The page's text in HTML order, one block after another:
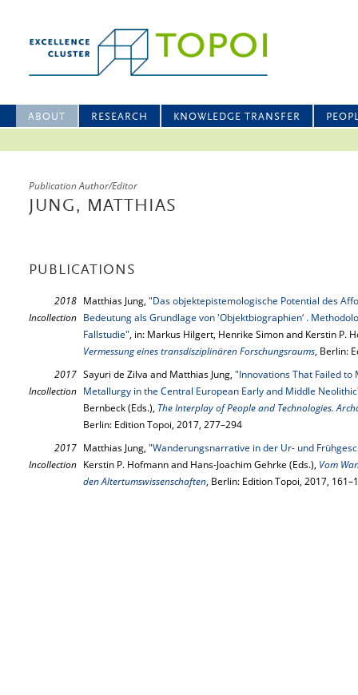
ABOUT RESEARCH KNOWLEDGE TRANSFER
Publication Author/Editor
JUNG, MATTHIAS
PUBLICATIONS
2018
Incollection
Matthias Jung, "Das objektepistemologische Potential des
Bedeutung als Grundlage von 'Objektbiographien‘ .
Fallstudie", in: Markus Hilgert, Henrike Simon and Kerstin P.
Vermessung eines transdisziplinären Forschungsraums, Berlin:
2017
Incollection
Sayuri de Zilva and Matthias Jung, "Innovations That Failed to
Metallurgy in the Central European Early and Middle
Bernbeck (Eds.), The Interplay of People and Technologies.
Berlin: Edition Topoi, 2017, 277–294
2017
Incollection
Matthias Jung, "Wanderungsnarrative in der Ur- und
Kerstin P. Hofmann and Hans-Joachim Gehrke (Eds.), Vom
den Altertumswissenschaften, Berlin: Edition Topoi, 2017,